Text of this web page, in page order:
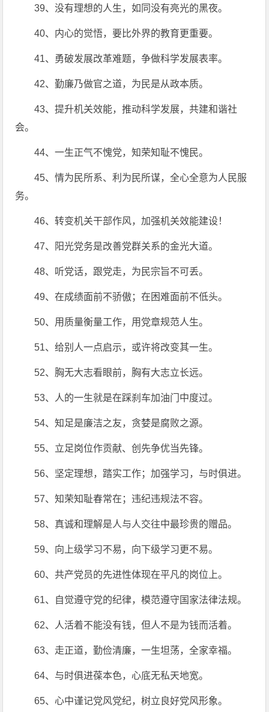
39、没有理想的人生，如同没有亮光的黑夜。
40、内心的觉悟，要比外界的教育更重要。
41、勇破发展改革难题，争做科学发展表率。
42、勤廉乃做官之道，为民是从政本质。
43、提升机关效能，推动科学发展，共建和谐社
会。
44、一生正气不愧党，知荣知耻不愧民。
45、情为民所系、利为民所谋，全心全意为人民服
务。
46、转变机关干部作风，加强机关效能建设！
47、阳光党务是改善党群关系的金光大道。
48、听党话，跟党走，为民宗旨不可丢。
49、在成绩面前不骄傲；在困难面前不低头。
50、用质量衡量工作，用党章规范人生。
51、给别人一点启示，或许将改变其一生。
52、胸无大志看眼前，胸有大志立长远。
53、人的一生就是在踩刹车加油门中度过。
54、知足是廉洁之友，贪婪是腐败之源。
55、立足岗位作贡献、创先争优当先锋。
56、坚定理想，踏实工作；加强学习，与时俱进。
57、知荣知耻春常在；违纪违规法不容。
58、真诚和理解是人与人交往中最珍贵的赠品。
59、向上级学习不易，向下级学习更不易。
60、共产党员的先进性体现在平凡的岗位上。
61、自觉遵守党的纪律，模范遵守国家法律法规。
62、人活着不能没有钱，但人不是为钱而活着。
63、走正道，勤俭清廉，一生坦荡，全家幸福。
64、与时俱进葆本色，心底无私天地宽。
65、心中谨记党风党纪，树立良好党风形象。